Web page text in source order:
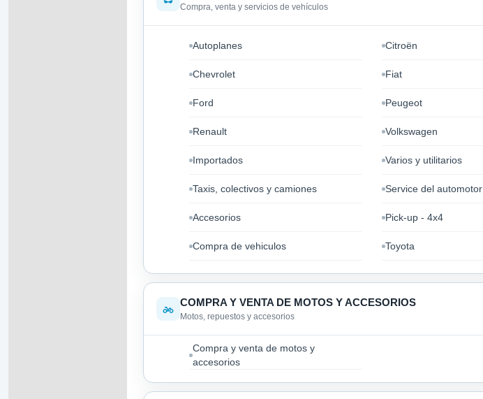
Compra, venta y servicios de vehículos
Autoplanes Citroën
Chevrolet Fiat
Ford Peugeot
Renault Volkswagen
Importados Varios y utilitarios
Taxis, colectivos y camiones Service del automotor
Accesorios Pick-up - 4x4
Compra de vehiculos Toyota
COMPRA Y VENTA DE MOTOS Y ACCESORIOS
Motos, repuestos y accesorios
Compra y venta de motos y
accesorios